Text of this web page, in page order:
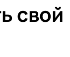
свой